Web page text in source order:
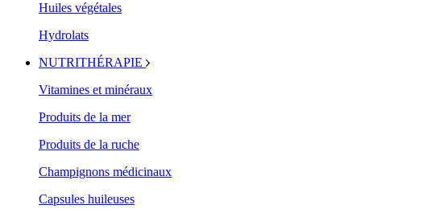
Huiles végétales
Hydrolats
NUTRITHÉRAPIE
Vitamines et minéraux
Produits de la mer
Produits de la ruche
Champignons médicinaux
Capsules huileuses